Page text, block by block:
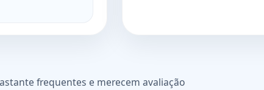
frequentes e merecem avaliação